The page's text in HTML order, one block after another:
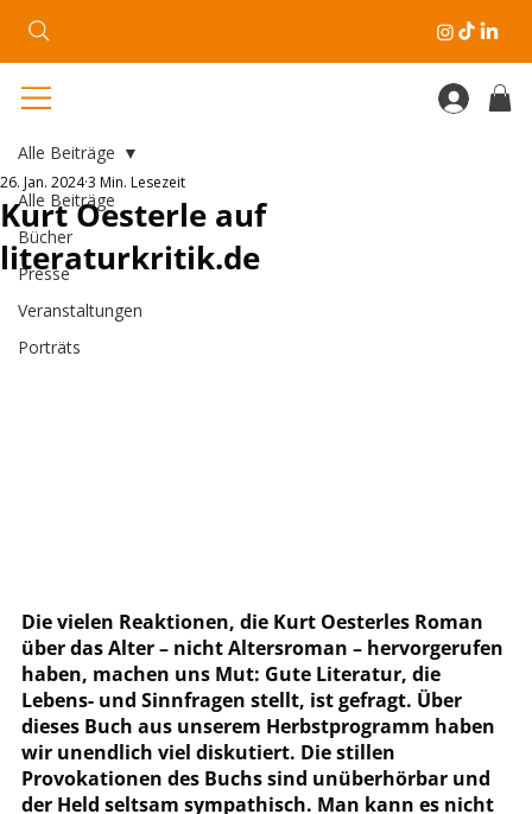
Alle Beiträge
Bücher
Presse
Veranstaltungen
Porträts
Alle Beiträge
Kurt Oesterle auf
literaturkritik.de
26. Jan. 20243 Min. Lesezeit
Die vielen Reaktionen, die Kurt Oesterles Roman
über das Alter – nicht Altersroman – hervorgerufen
haben, machen uns Mut: Gute Literatur, die
Lebens- und Sinnfragen stellt, ist gefragt. Über
dieses Buch aus unserem Herbstprogramm haben
wir unendlich viel diskutiert. Die stillen
Provokationen des Buchs sind unüberhörbar und
der Held seltsam sympathisch. Man kann es nicht